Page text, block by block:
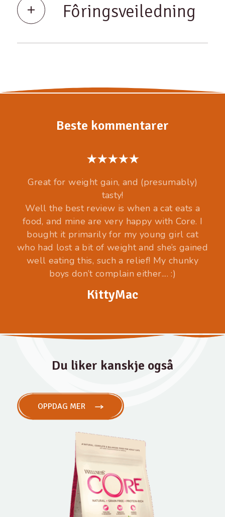
Fôringsveiledning
Beste kommentarer
Great for weight gain, and (presumably)
tasty!
Well the best review is when a cat eats a
food, and mine are very happy with Core. I
bought it primarily for my young girl cat
who had lost a bit of weight and she’s gained
well eating this, such a relief! My chunky
boys don’t complain either.... :)
KittyMac
Du liker kanskje også
OPPDAG MER